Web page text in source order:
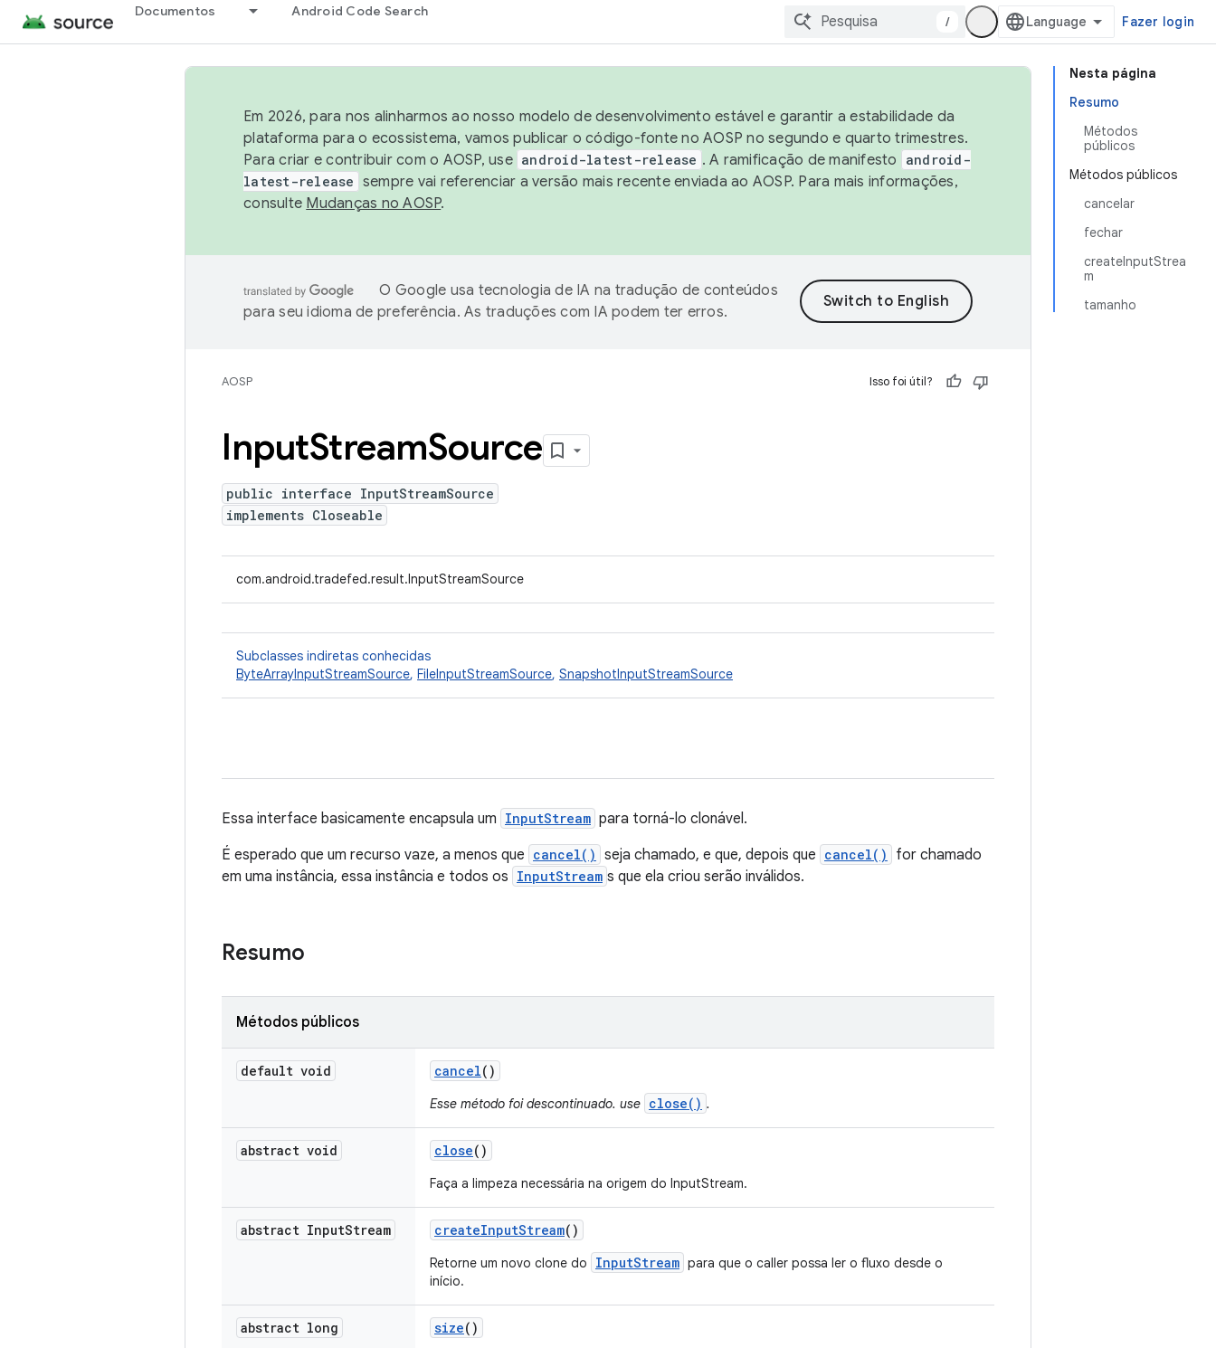
Documentos Android Code Search
/ Fazer login
Nesta página
Resumo
Métodos
públicos
Métodos públicos
cancelar
fechar
createInputStrea
m
tamanho
Em 2026, para nos alinharmos ao nosso modelo de desenvolvimento estável e garantir a estabilidade da
plataforma para o ecossistema, vamos publicar o código-fonte no AOSP no segundo e quarto trimestres.
Para criar e contribuir com o AOSP, use android-latest-release . A ramificação de manifesto
android-
latest-release sempre vai referenciar a versão mais recente enviada ao AOSP. Para mais informações,
consulte Mudanças no AOSP.
O Google usa tecnologia de IA na tradução de conteúdos
para seu idioma de preferência. As traduções com IA podem ter erros.
AOSP Isso foi útil?
InputStreamSource
public interface InputStreamSource
implements Closeable
com.android.tradefed.result.InputStreamSource
Subclasses indiretas conhecidas
ByteArrayInputStreamSource, FileInputStreamSource, SnapshotInputStreamSource
Essa interface basicamente encapsula um InputStream para torná-lo clonável.
É esperado que um recurso vaze, a menos que cancel() seja chamado, e que, depois que cancel()
for chamado
em uma instância, essa instância e todos os InputStream s que ela criou serão inválidos.
Resumo
Métodos públicos
default void cancel()
Esse método foi descontinuado. use close() .
abstract void close()
Faça a limpeza necessária na origem do InputStream.
abstract InputStream createInputStream()
Retorne um novo clone do InputStream para que o caller possa ler o fluxo desde o
início.
abstract long size()